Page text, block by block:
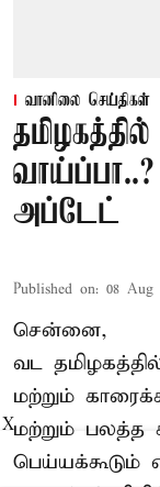
வானிலை செய்திகள்
அப்டேட்
Published on: 08 Aug
சென்னை,
வட
மற்றும்
மற்றும் பலத்த
X